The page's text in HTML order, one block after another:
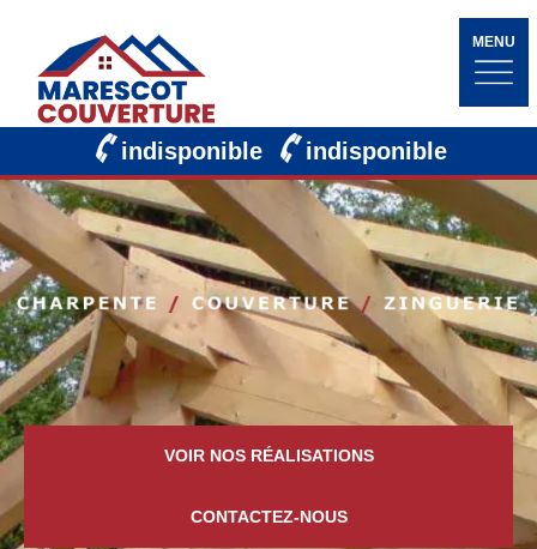
MENU
indisponible indisponible
VOIR NOS RÉALISATIONS
CONTACTEZ-NOUS